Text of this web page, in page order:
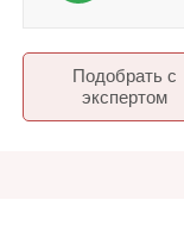
Подобрать c
экспертом